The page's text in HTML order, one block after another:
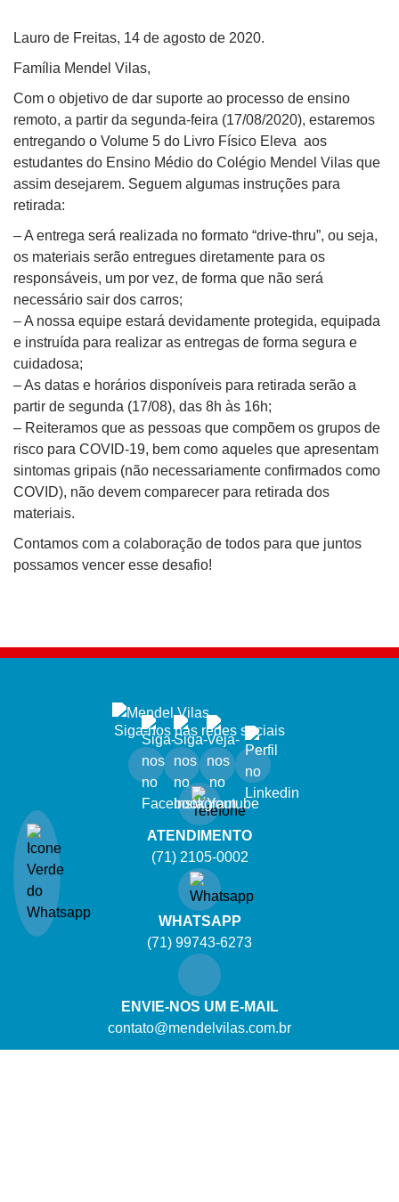
Lauro de Freitas, 14 de agosto de 2020.
Família Mendel Vilas,
Com o objetivo de dar suporte ao processo de ensino
remoto, a partir da segunda-feira (17/08/2020), estaremos
entregando o Volume 5 do Livro Físico Eleva aos
estudantes do Ensino Médio do Colégio Mendel Vilas que
assim desejarem. Seguem algumas instruções para
retirada:
– A entrega será realizada no formato “drive-thru”, ou seja,
os materiais serão entregues diretamente para os
responsáveis, um por vez, de forma que não será
necessário sair dos carros;
– A nossa equipe estará devidamente protegida, equipada
e instruída para realizar as entregas de forma segura e
cuidadosa;
– As datas e horários disponíveis para retirada serão a
partir de segunda (17/08), das 8h às 16h;
– Reiteramos que as pessoas que compõem os grupos de
risco para COVID-19, bem como aqueles que apresentam
sintomas gripais (não necessariamente confirmados como
COVID), não devem comparecer para retirada dos
materiais.
Contamos com a colaboração de todos para que juntos
possamos vencer esse desafio!
ATENDIMENTO
(71) 2105-0002
WHATSAPP
(71) 99743-6273
ENVIE-NOS UM E-MAIL
contato@mendelvilas.com.br
Siga-nos nas redes sociais